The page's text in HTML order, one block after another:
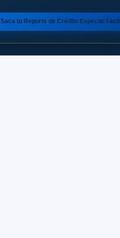
Saca tu Reporte de Crédito Especial Fácil